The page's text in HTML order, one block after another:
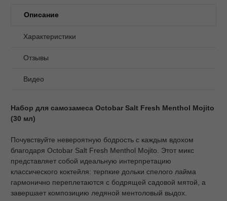
Описание
Характеристики
Отзывы
Видео
Набор для самозамеса Octobar Salt Fresh Menthol Mojito
(30 мл)
Почувствуйте невероятную бодрость с каждым вдохом
благодаря Octobar Salt Fresh Menthol Mojito. Этот микс
представляет собой идеальную интерпретацию
классического коктейля: терпкие дольки спелого лайма
гармонично переплетаются с бодрящей садовой мятой, а
завершает композицию ледяной ментоловый выдох.